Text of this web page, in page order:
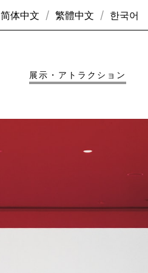
简体中文 繁體中文 한국어
展示・アトラクション